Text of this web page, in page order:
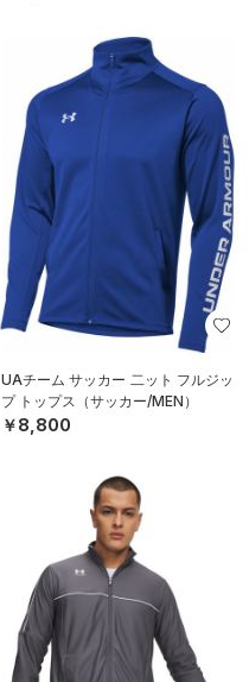
UAチーム サッカー 二ット フルジッ
プ トップス（サッカー/MEN）
￥8,800